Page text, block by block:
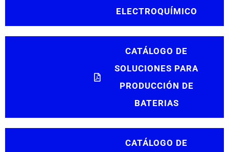
ELECTROQUÍMICO
CATÁLOGO DE
SOLUCIONES PARA
PRODUCCIÓN DE
BATERIAS
CATÁLOGO DE